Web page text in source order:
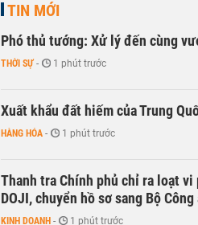
TIN MỚI
Phó thủ tướng: Xử lý đến cùng
THỜI SỰ - 1 phút trước
Xuất khẩu đất hiếm của Trung
HÀNG HÓA - 1 phút trước
Thanh tra Chính phủ chỉ ra loạt vi
DOJI, chuyển hồ sơ sang Bộ Công
KINH DOANH - 1 phút trước